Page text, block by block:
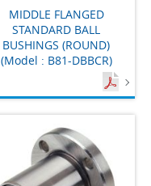
MIDDLE FLANGED
STANDARD BALL
BUSHINGS (ROUND)
(Model : B81-DBBCR)